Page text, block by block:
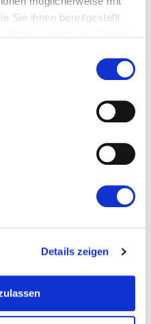
Sie ihnen bereitgestellt
Details zeigen